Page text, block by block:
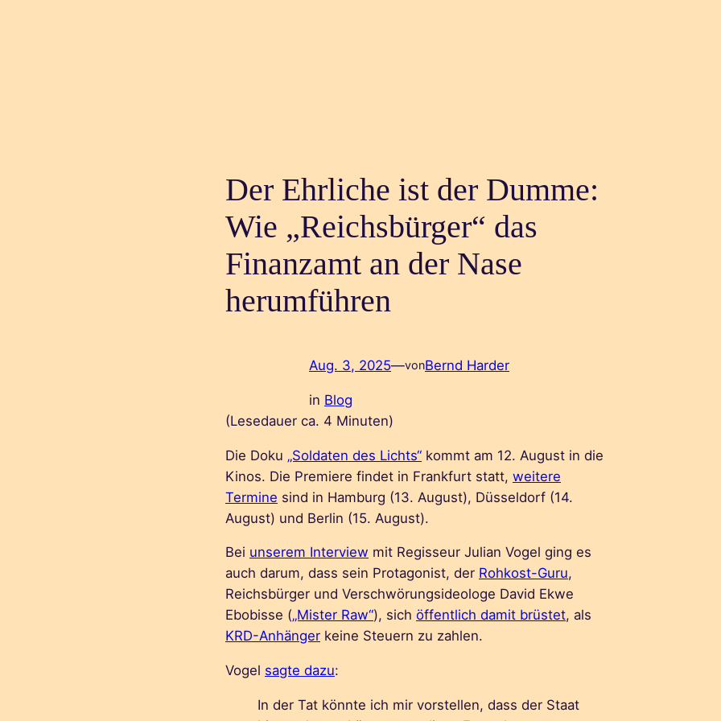
Der Ehrliche ist der Dumme:
Wie „Reichsbürger“ das
Finanzamt an der Nase
herumführen
Aug. 3, 2025—vonBernd Harder
in Blog
(Lesedauer ca. 4 Minuten)
Die Doku „Soldaten des Lichts“ kommt am 12. August in die
Kinos. Die Premiere findet in Frankfurt statt, weitere
Termine sind in Hamburg (13. August), Düsseldorf (14.
August) und Berlin (15. August).
Bei unserem Interview mit Regisseur Julian Vogel ging es
auch darum, dass sein Protagonist, der Rohkost-Guru,
Reichsbürger und Verschwörungsideologe David Ekwe
Ebobisse („Mister Raw“), sich öffentlich damit brüstet, als
KRD-Anhänger keine Steuern zu zahlen.
Vogel sagte dazu:
In der Tat könnte ich mir vorstellen, dass der Staat